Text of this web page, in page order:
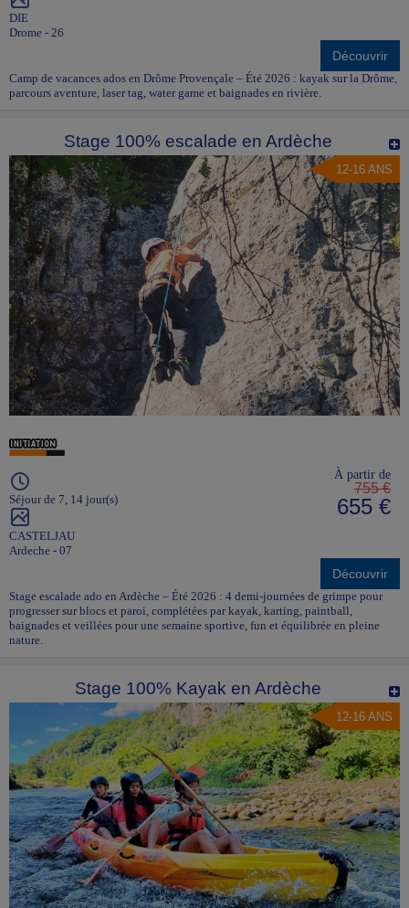
DIE
Drome - 26
Découvrir
Camp de vacances ados en Drôme Provençale – Été 2026 : kayak sur la Drôme,
parcours aventure, laser tag, water game et baignades en rivière.
Stage 100% escalade en Ardèche
12-16 ANS
Séjour de 7, 14 jour(s)
CASTELJAU
Ardeche - 07
À partir de
755 €
655 €
Découvrir
Stage escalade ado en Ardèche – Été 2026 : 4 demi-journées de grimpe pour
progresser sur blocs et paroi, complétées par kayak, karting, paintball,
baignades et veillées pour une semaine sportive, fun et équilibrée en pleine
nature.
Stage 100% Kayak en Ardèche
12-16 ANS